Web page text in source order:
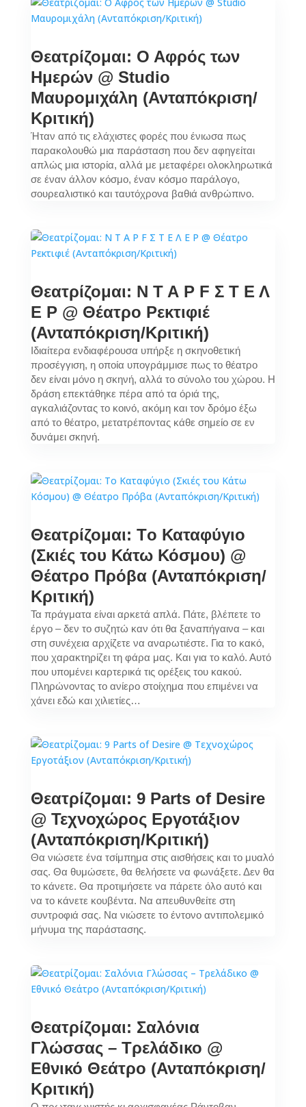
Θεατρίζομαι: Ο Αφρός των
Ημερών @ Studio
Μαυρομιχάλη (Ανταπόκριση/
Κριτική)
Ήταν από τις ελάχιστες φορές που ένιωσα πως
παρακολουθώ μια παράσταση που δεν αφηγείται
απλώς μια ιστορία, αλλά με μεταφέρει ολοκληρωτικά
σε έναν άλλον κόσμο, έναν κόσμο παράλογο,
σουρεαλιστικό και ταυτόχρονα βαθιά ανθρώπινο.
Θεατρίζομαι: Ν Τ Α Ρ F Σ Τ Ε Λ
Ε Ρ @ Θέατρο Ρεκτιφιέ
(Ανταπόκριση/Κριτική)
Ιδιαίτερα ενδιαφέρουσα υπήρξε η σκηνοθετική
προσέγγιση, η οποία υπογράμμισε πως το θέατρο
δεν είναι μόνο η σκηνή, αλλά το σύνολο του χώρου. Η
δράση επεκτάθηκε πέρα από τα όριά της,
αγκαλιάζοντας το κοινό, ακόμη και τον δρόμο έξω
από το θέατρο, μετατρέποντας κάθε σημείο σε εν
δυνάμει σκηνή.
Θεατρίζομαι: Tο Καταφύγιο
(Σκιές του Κάτω Κόσμου) @
Θέατρο Πρόβα (Ανταπόκριση/
Κριτική)
Τα πράγματα είναι αρκετά απλά. Πάτε, βλέπετε το
έργο – δεν το συζητώ καν ότι θα ξαναπήγαινα – και
στη συνέχεια αρχίζετε να αναρωτιέστε. Για το κακό,
που χαρακτηρίζει τη φάρα μας. Και για το καλό. Αυτό
που υπομένει καρτερικά τις ορέξεις του κακού.
Πληρώνοντας το ανίερο στοίχημα που επιμένει να
χάνει εδώ και χιλιετίες…
Θεατρίζομαι: 9 Parts of Desire
@ Τεχνοχώρος Εργοτάξιον
(Ανταπόκριση/Κριτική)
Θα νιώσετε ένα τσίμπημα στις αισθήσεις και το μυαλό
σας. Θα θυμώσετε, θα θελήσετε να φωνάξετε. Δεν θα
το κάνετε. Θα προτιμήσετε να πάρετε όλο αυτό και
να το κάνετε κουβέντα. Να απευθυνθείτε στη
συντροφιά σας. Να νιώσετε το έντονο αντιπολεμικό
μήνυμα της παράστασης.
Θεατρίζομαι: Σαλόνια
Γλώσσας – Τρελάδικο @
Εθνικό Θεάτρο (Ανταπόκριση/
Κριτική)